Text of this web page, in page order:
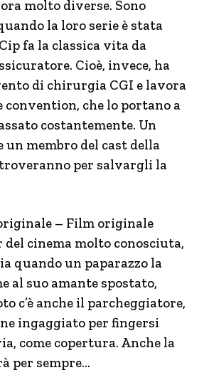
molto diverse. Sono
la loro serie è stata
fa la classica vita da
Cioè, invece, ha
di chirurgia CGI e lavora
che lo portano a
costantemente. Un
un membro del cast della
per salvargli la
– Film originale
cinema molto conosciuta,
quando un paparazzo la
al suo amante spostato,
c’è anche il parcheggiatore,
ingaggiato per fingersi
come copertura. Anche la
per sempre…